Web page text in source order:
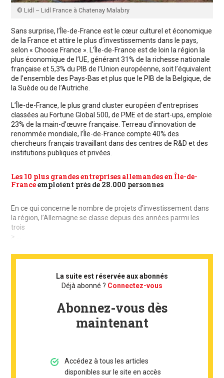
© Lidl – Lidl France à Chatenay Malabry
Sans surprise, l’Île-de-France est le cœur culturel et économique
de la France et attire le plus d’investissements dans le pays,
selon « Choose France ». L’Île-de-France est de loin la région la
plus économique de l’UE, générant 31% de la richesse nationale
française et 5,3% du PIB de l’Union européenne, soit l’équivalent
de l’ensemble des Pays-Bas et plus que le PIB de la Belgique, de
la Suède ou de l’Autriche.
L’Île-de-France, le plus grand cluster européen d’entreprises
classées au Fortune Global 500, de PME et de start-ups, emploie
23% de la main-d’œuvre française. Terreau d’innovation de
renommée mondiale, l’Île-de-France compte 40% des
chercheurs français travaillant dans des centres de R&D et des
institutions publiques et privées.
Les 10 plus grandes entreprises allemandes en Île-de-
Franceemploient près de 28.000 personnes
En ce qui concerne le nombre de projets d’investissement dans
la région, l’Allemagne se classe depuis des années parmi les
trois
> ...
La suite est réservée aux abonnés
Déjà abonné ? Connectez-vous
Abonnez-vous dès
maintenant
Accédez à tous les articles
disponibles sur le site en accès